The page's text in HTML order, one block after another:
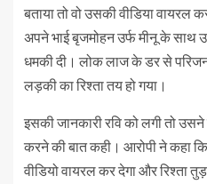
बताया तो वो उसकी वीडिया वायरल
अपने भाई बृजमोहन उर्फ मीनू के
धमकी दी। लोक लाज के डर से
लड़की का रिश्ता तय हो गया।
इसकी जानकारी रवि को लगी तो
करने की बात कही। आरोपी ने कहा
वीडियो वायरल कर देगा और रिश्ता